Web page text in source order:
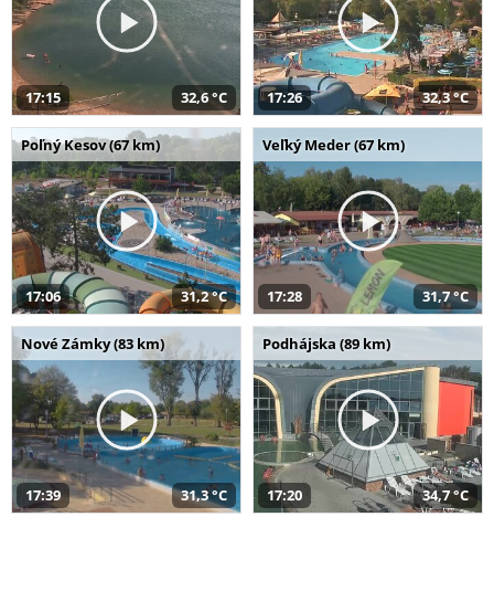
17:15 32,6 °C 17:26 32,3 °C
Poľný Kesov (67 km)
17:06 31,2 °C
Veľký Meder (67 km)
17:28 31,7 °C
Nové Zámky (83 km)
17:39 31,3 °C
Podhájska (89 km)
17:20 34,7 °C